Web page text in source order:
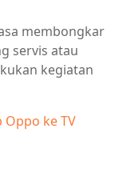
membongkar
servis atau
kegiatan
ke TV